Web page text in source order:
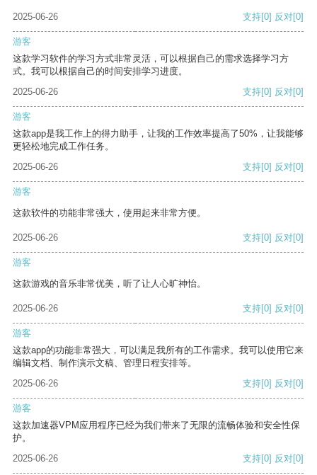
2025-06-26 支持[0] 反对[0]
游客
这款学习软件的学习方式非常灵活，可以根据自己的需求选择学习方
式。我可以根据自己的时间安排学习进度。
2025-06-26
支持[0] 反对[0]
游客
这款app是我工作上的得力助手，让我的工作效率提高了50%，让我能够
更轻松地完成工作任务。
2025-06-26
支持[0] 反对[0]
游客
这款软件的功能非常强大，使用起来非常方便。
2025-06-26 支持[0] 反对[0]
游客
这款游戏的音乐非常优美，听了让人心旷神怡。
2025-06-26 支持[0] 反对[0]
游客
这款app的功能非常强大，可以满足我所有的工作需求。我可以使用它来
编辑文档、制作演示文稿、管理日程安排等。
2025-06-26
支持[0] 反对[0]
游客
这款加速器VPM应用程序已经为我们带来了无限的流畅体验和安全性保
护。
2025-06-26
支持[0] 反对[0]